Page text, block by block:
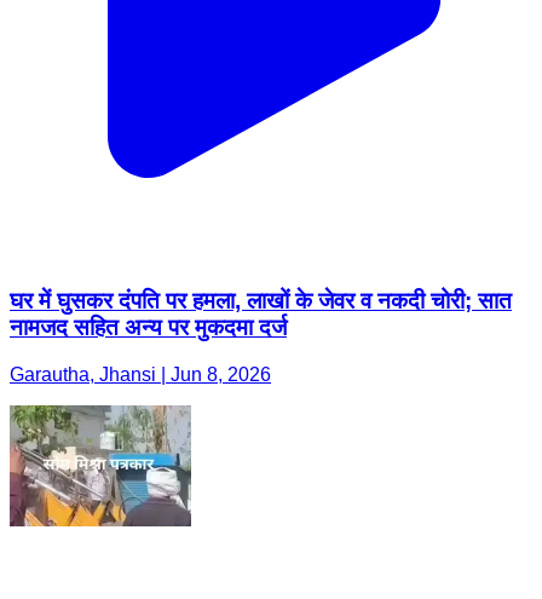
घर में घुसकर दंपति पर हमला, लाखों के जेवर व नकदी चोरी; सात
नामजद सहित अन्य पर मुकदमा दर्ज
Garautha, Jhansi | Jun 8, 2026